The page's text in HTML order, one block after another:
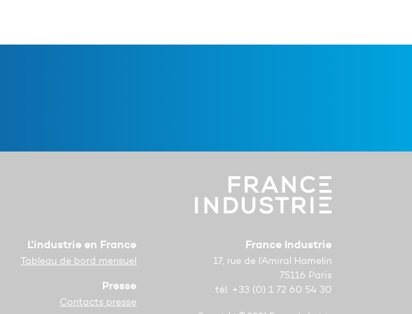
L'industrie en France
Tableau de bord mensuel
Presse
Contacts presse
France Industrie
17, rue de l’Amiral Hamelin
75116 Paris
tél. +33 (0) 1 72 60 54 30